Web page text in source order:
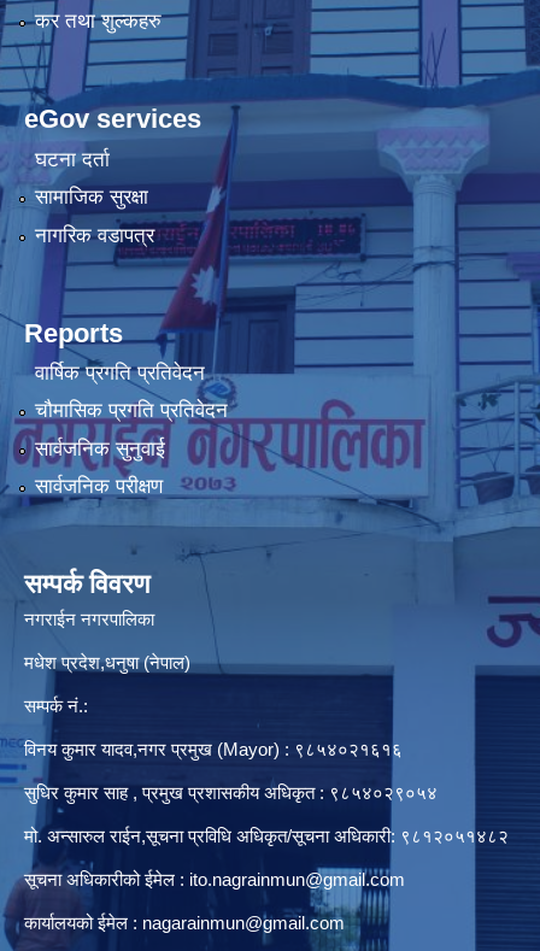
कर तथा शुल्कहरु
eGov services
घटना दर्ता
सामाजिक सुरक्षा
नागरिक वडापत्र
Reports
वार्षिक प्रगति प्रतिवेदन
चौमासिक प्रगति प्रतिवेदन
सार्वजनिक सुनुवाई
सार्वजनिक परीक्षण
सम्पर्क विवरण
नगराईन नगरपालिका
मधेश प्रदेश,धनुषा (नेपाल)
सम्पर्क नं.:
विनय कुमार यादव,नगर प्रमुख (Mayor) : ९८५४०२१६१६
सुधिर कुमार साह , प्रमुख प्रशासकीय अधिकृत : ९८५४०२९०५४
मो. अन्सारुल राईन,सूचना प्रविधि अधिकृत/सूचना अधिकारी: ९८१२०५१४८२
सूचना अधिकारीको ईमेल : ito.nagrainmun@gmail.com
कार्यालयको ईमेल : nagarainmun@gmail.com